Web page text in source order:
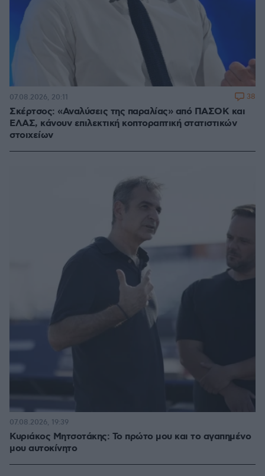
Σκέρτσος: «Αναλύσεις της παραλίας» από ΠΑΣΟΚ και
ΕΛΑΣ, κάνουν επιλεκτική κοπτοραπτική στατιστικών
στοιχείων
07.08.2026, 20:11 38
Κυριάκος Μητσοτάκης: Το πρώτο μου και το αγαπημένο
μου αυτοκίνητο
07.08.2026, 19:39